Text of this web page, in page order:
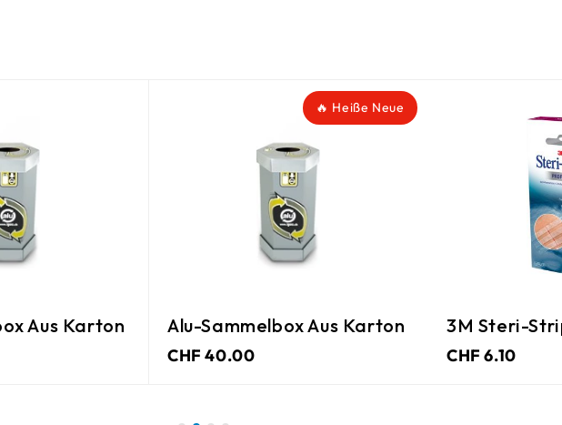
Aus Karton
🔥 Heiße Neue
Alu-Sammelbox Aus Karton
CHF 40.00 CHF 6.10